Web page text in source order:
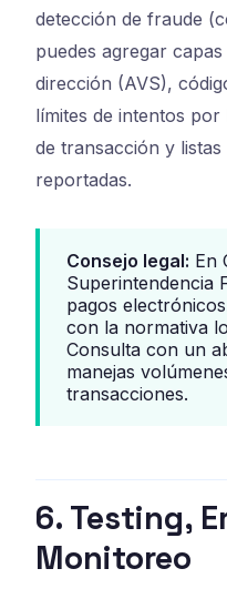
detección de fraude
puedes agregar
dirección (AVS),
límites de intentos por
de transacción y
reportadas.
Consejo legal: En
Superintendencia
pagos
con la normativa
Consulta con un
manejas
transacciones.
6. Testing,
Monitoreo